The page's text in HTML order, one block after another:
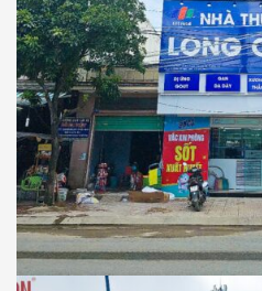
NHÀ THUỐC LONG CHÂU
Thiết Kế Thi Công